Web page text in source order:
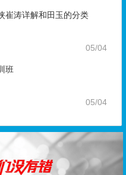
崔涛详解和田玉的分类
05/04
班
05/04